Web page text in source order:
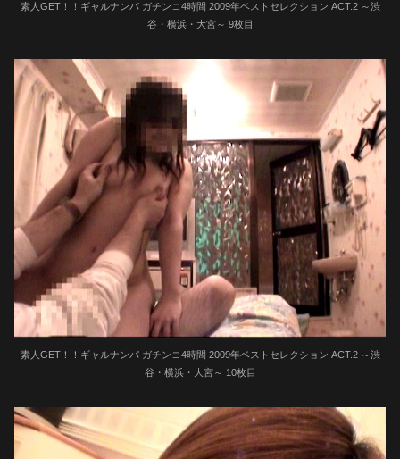
素人GET！！ギャルナンパ ガチンコ4時間 2009年ベストセレクション ACT.2 ～渋
谷・横浜・大宮～ 9枚目
素人GET！！ギャルナンパ ガチンコ4時間 2009年ベストセレクション ACT.2 ～渋
谷・横浜・大宮～ 10枚目